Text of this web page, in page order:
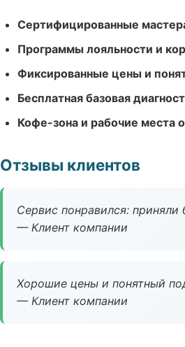
Сертифицированные
Программы лояльности и
Фиксированные цены и
Бесплатная базовая
Кофе-зона и рабочие места
Отзывы клиентов
Сервис понравился: приняли
— Клиент компании
Хорошие цены и понятный
— Клиент компании